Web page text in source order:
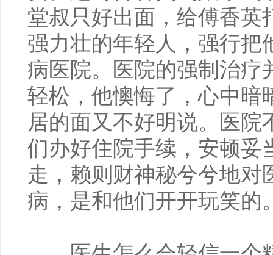
堂叔只好出面，给傅香英
强力壮的年轻人，强行把
病医院。医院的强制治疗
轻松，他懊悔了，心中暗
居的面又不好明说。医
们办好住院手续，安顿妥
走，赖则财神秘兮兮地对
病，是和他们开开玩笑的